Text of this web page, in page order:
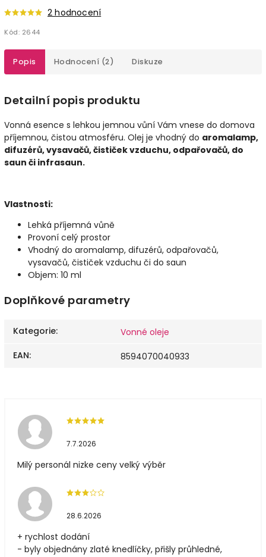
2 hodnocení
Kód: 2644
Popis Hodnocení (2) Diskuze
Detailní popis produktu
Vonná esence s lehkou jemnou vůní Vám vnese do domova
příjemnou, čistou atmosféru. Olej je vhodný do aromalamp,
difuzérů, vysavačů, čističek vzduchu, odpařovačů, do
saun či infrasaun.
Vlastnosti:
Lehká příjemná vůně
Provoní celý prostor
Vhodný do aromalamp, difuzérů, odpařovačů,
vysavačů, čističek vzduchu či do saun
Objem: 10 ml
Doplňkové parametry
Kategorie:
Vonné oleje
EAN: 8594070040933
7.7.2026
Milý personál nizke ceny velký výběr
28.6.2026
+ rychlost dodání
- byly objednány zlaté knedlíčky, přišly průhledné,